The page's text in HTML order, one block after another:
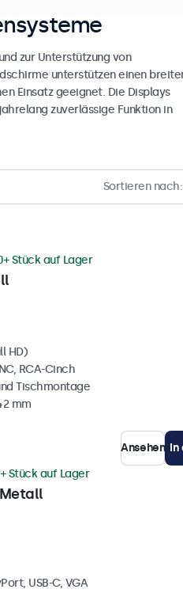
zur Unterstützung von
unterstützen einen
Einsatz geeignet. Die Displays
zuverlässige Funktion in
Sortieren nach:
Stück auf Lager
HD)
RCA-Cinch
Tischmontage
mm
Ansehen In
Stück auf Lager
USB-C, VGA